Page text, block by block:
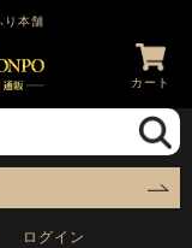
り本舗
カート
ログイン